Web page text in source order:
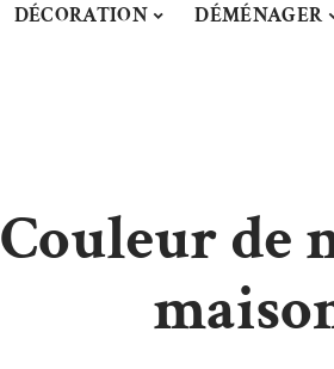
DÉCORATION DÉMÉNAGER
Couleur de